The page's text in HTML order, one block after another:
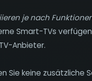
je nach
Smart-TVs
Anbieter.
Sie keine zusätzliche